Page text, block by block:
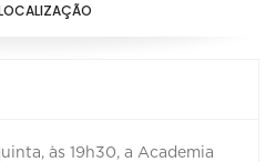
às 19h30, a Academia